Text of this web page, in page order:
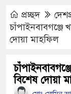
প্রচ্ছদ
চাঁপাইনবাবগঞ্জে
দোয়া মাহফিল
বিশেষ দোয়া